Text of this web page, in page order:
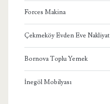
Forces Makina
Çekmeköy Evden Eve Nakliyat
Bornova Toplu Yemek
İnegöl Mobilyası